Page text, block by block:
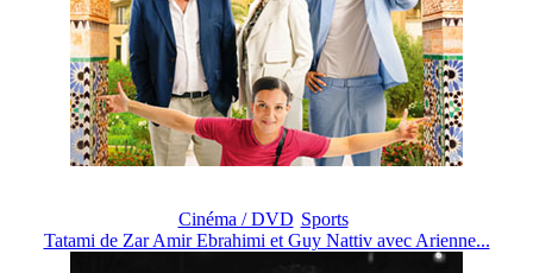
Cinéma / DVD Sports
Tatami de Zar Amir Ebrahimi et Guy Nattiv avec Arienne...